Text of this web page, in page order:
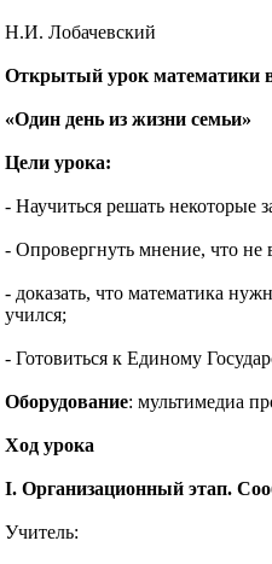
Н.И. Лобачевский
Открытый урок математики
«Один день из жизни семьи»
Цели урока:
- Научиться решать некоторые
- Опровергнуть мнение, что не
- доказать, что математика
учился;
- Готовиться к Единому
Оборудование: мультимедиа
Ход урока
I. Организационный этап.
Учитель: